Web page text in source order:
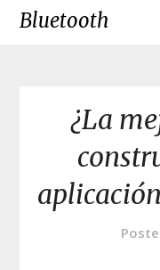
SkipBluetooth
¿La